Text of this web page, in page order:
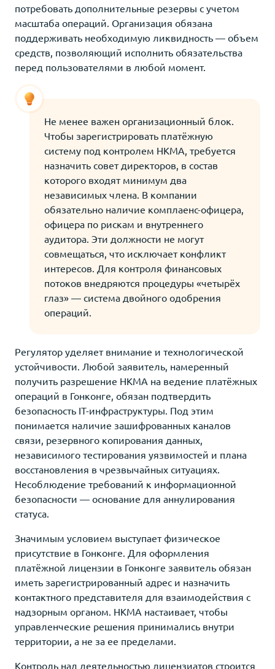
потребовать дополнительные резервы с учетом
масштаба операций. Организация обязана
поддерживать необходимую ликвидность — объем
средств, позволяющий исполнить обязательства
перед пользователями в любой момент.
Не менее важен организационный блок.
Чтобы зарегистрировать платёжную
систему под контролем HKMA, требуется
назначить совет директоров, в состав
которого входят минимум два
независимых члена. В компании
обязательно наличие комплаенс-офицера,
офицера по рискам и внутреннего
аудитора. Эти должности не могут
совмещаться, что исключает конфликт
интересов. Для контроля финансовых
потоков внедряются процедуры «четырёх
глаз» — система двойного одобрения
операций.
Регулятор уделяет внимание и технологической
устойчивости. Любой заявитель, намеренный
получить разрешение HKMA на ведение платёжных
операций в Гонконге, обязан подтвердить
безопасность IT-инфраструктуры. Под этим
понимается наличие зашифрованных каналов
связи, резервного копирования данных,
независимого тестирования уязвимостей и плана
восстановления в чрезвычайных ситуациях.
Несоблюдение требований к информационной
безопасности — основание для аннулирования
статуса.
Значимым условием выступает физическое
присутствие в Гонконге. Для оформления
платёжной лицензии в Гонконге заявитель обязан
иметь зарегистрированный адрес и назначить
контактного представителя для взаимодействия с
надзорным органом. HKMA настаивает, чтобы
управленческие решения принимались внутри
территории, а не за ее пределами.
Контроль над деятельностью лицензиатов строится